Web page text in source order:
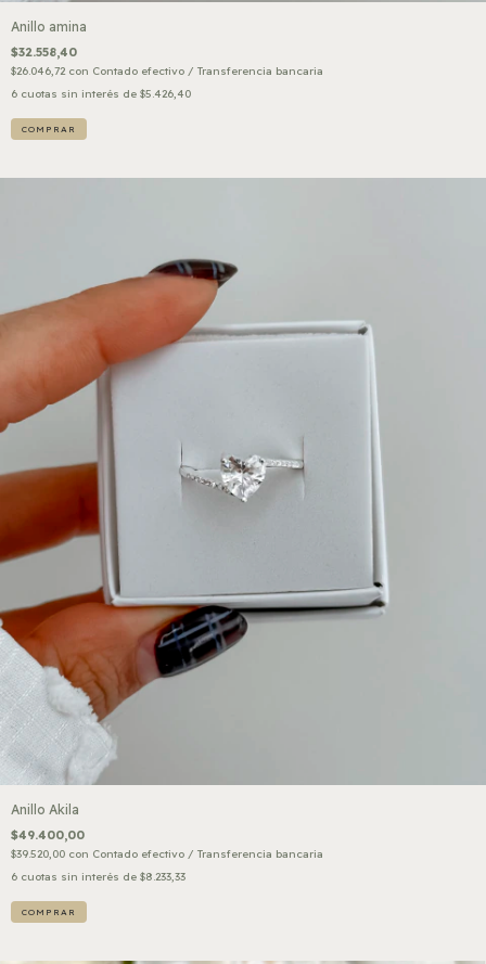
Anillo amina
$32.558,40
$26.046,72 con Contado efectivo / Transferencia bancaria
6 cuotas sin interés de $5.426,40
COMPRAR
Anillo Akila
$49.400,00
$39.520,00 con Contado efectivo / Transferencia bancaria
6 cuotas sin interés de $8.233,33
COMPRAR